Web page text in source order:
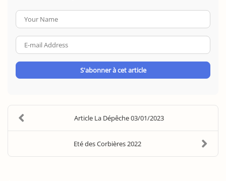
Name
mail
Address
S'abonner à cet article
Article La Dépêche 03/01/2023
Eté des Corbières 2022